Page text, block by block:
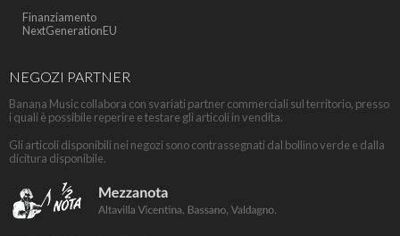
Finanziamento
NextGenerationEU
NEGOZI PARTNER
Banana Music collabora con svariati partner commerciali sul territorio, presso
i quali è possibile reperire e testare gli articoli in vendita.
Gli articoli disponibili nei negozi sono contrassegnati dal bollino verde e dalla
dicitura disponibile.